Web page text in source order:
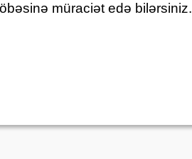
müraciət edə bilərsiniz.